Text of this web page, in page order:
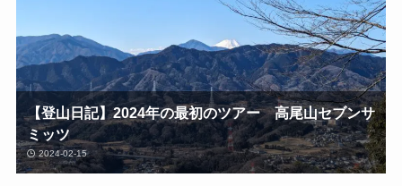
【登山日記】2024年の最初のツアー 高尾山セブンサ
ミッツ
2024-02-15